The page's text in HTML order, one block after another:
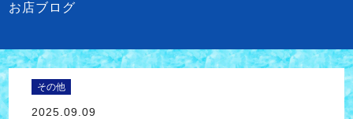
お店ブログ
その他
2025.09.09